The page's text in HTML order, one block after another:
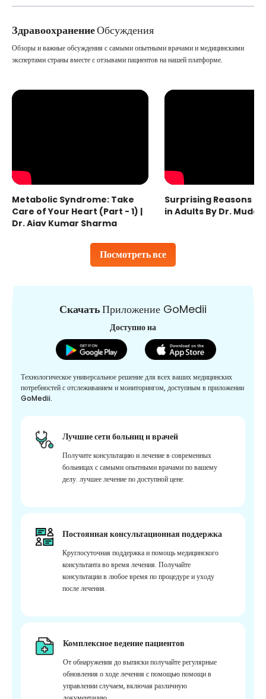
ЗдравоохранениеОбсуждения
Посмотреть все
Обзоры и важные обсуждения с самыми опытными врачами и медицинскими
экспертами страны вместе с отзывами пациентов на нашей платформе.
Metabolic Syndrome: Take
Care of Your Heart (Part - 1) |
Dr. Ajay Kumar Sharma
Surprising Reasons
in Adults By Dr.
СкачатьПриложение GoMedii
Доступно на
Технологическое универсальное решение для всех ваших медицинских
потребностей с отслеживанием и мониторингом, доступным в приложении
GoMedii.
Лучшие сети больниц и врачей
Получите консультацию и лечение в современных
больницах с самыми опытными врачами по вашему
делу. лучшее лечение по доступной цене.
Постоянная консультационная поддержка
Круглосуточная поддержка и помощь медицинского
консультанта во время лечения. Получайте
консультации в любое время по процедуре и уходу
после лечения.
Комплексное ведение пациентов
От обнаружения до выписки получайте регулярные
обновления о ходе лечения с помощью помощи в
управлении случаем, включая различную